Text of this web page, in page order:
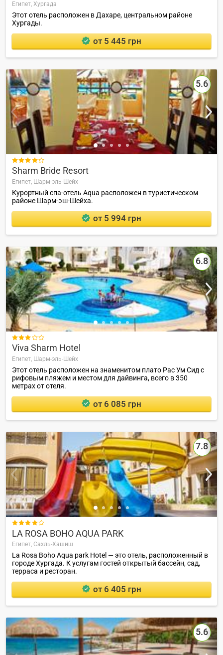
Египет, Хургада
Этот отель расположен в Дахаре, центральном районе
Хургады.
от 5 445 грн
5.6

Sharm Bride Resort
Египет, Шарм-эль-Шейх
Курортный спа-отель Aqua расположен в туристическом
районе Шарм-эш-Шейха.
от 5 994 грн
6.8

Viva Sharm Hotel
Египет, Шарм-эль-Шейх
Этот отель расположен на знаменитом плато Рас Ум Сид с
рифовым пляжем и местом для дайвинга, всего в 350
метрах от отеля.
от 6 085 грн
7.8

LA ROSA BOHO AQUA PARK
Египет, Сахль-Хашиш
La Rosa Boho Aqua park Hotel — это отель, расположенный в
городе Хургада. К услугам гостей открытый бассейн, сад,
терраса и ресторан.
от 6 405 грн
5.6